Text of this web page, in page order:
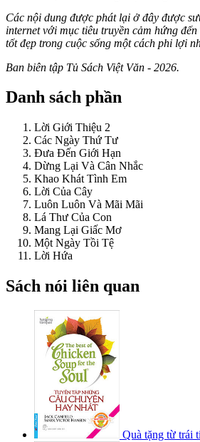
Các nội dung được phát lại ở đây được
internet với mục tiêu truyền cảm hứng
tốt đẹp trong cuộc sống một cách phi lợi
Ban biên tập Tủ Sách Việt Văn - 2026.
Danh sách phần
Lời Giới Thiệu 2
Các Ngày Thứ Tư
Đưa Đến Giới Hạn
Dừng Lại Và Cân Nhắc
Khao Khát Tình Em
Lời Của Cây
Luôn Luôn Và Mãi Mãi
Lá Thư Của Con
Mang Lại Giấc Mơ
Một Ngày Tồi Tệ
Lời Hứa
Sách nói liên quan
Quà tặng từ trái